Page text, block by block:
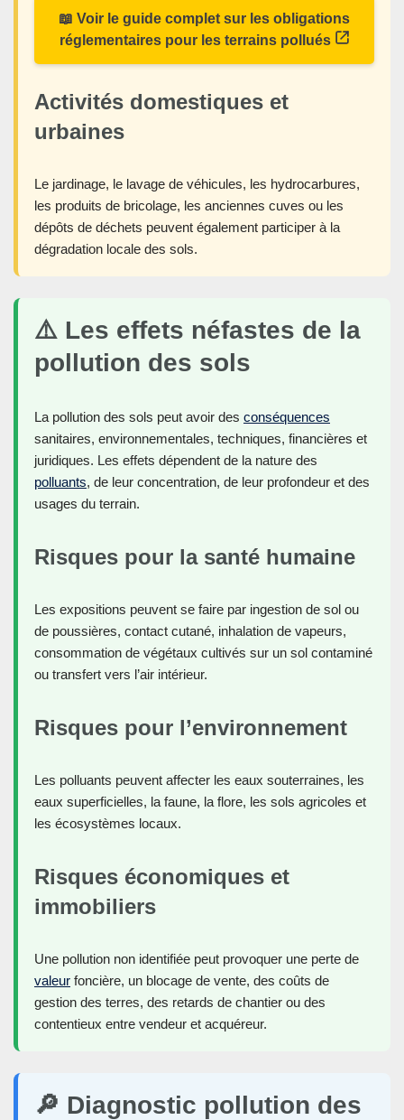
📖 Voir le guide complet sur les obligations
réglementaires pour les terrains pollués
Activités domestiques et
urbaines
Le jardinage, le lavage de véhicules, les hydrocarbures,
les produits de bricolage, les anciennes cuves ou les
dépôts de déchets peuvent également participer à la
dégradation locale des sols.
⚠️ Les effets néfastes de la
pollution des sols
La pollution des sols peut avoir des conséquences
sanitaires, environnementales, techniques, financières et
juridiques. Les effets dépendent de la nature des
polluants, de leur concentration, de leur profondeur et des
usages du terrain.
Risques pour la santé humaine
Les expositions peuvent se faire par ingestion de sol ou
de poussières, contact cutané, inhalation de vapeurs,
consommation de végétaux cultivés sur un sol contaminé
ou transfert vers l’air intérieur.
Risques pour l’environnement
Les polluants peuvent affecter les eaux souterraines, les
eaux superficielles, la faune, la flore, les sols agricoles et
les écosystèmes locaux.
Risques économiques et
immobiliers
Une pollution non identifiée peut provoquer une perte de
valeur foncière, un blocage de vente, des coûts de
gestion des terres, des retards de chantier ou des
contentieux entre vendeur et acquéreur.
🔎 Diagnostic pollution des